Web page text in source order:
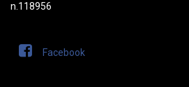
n.118956
Facebook